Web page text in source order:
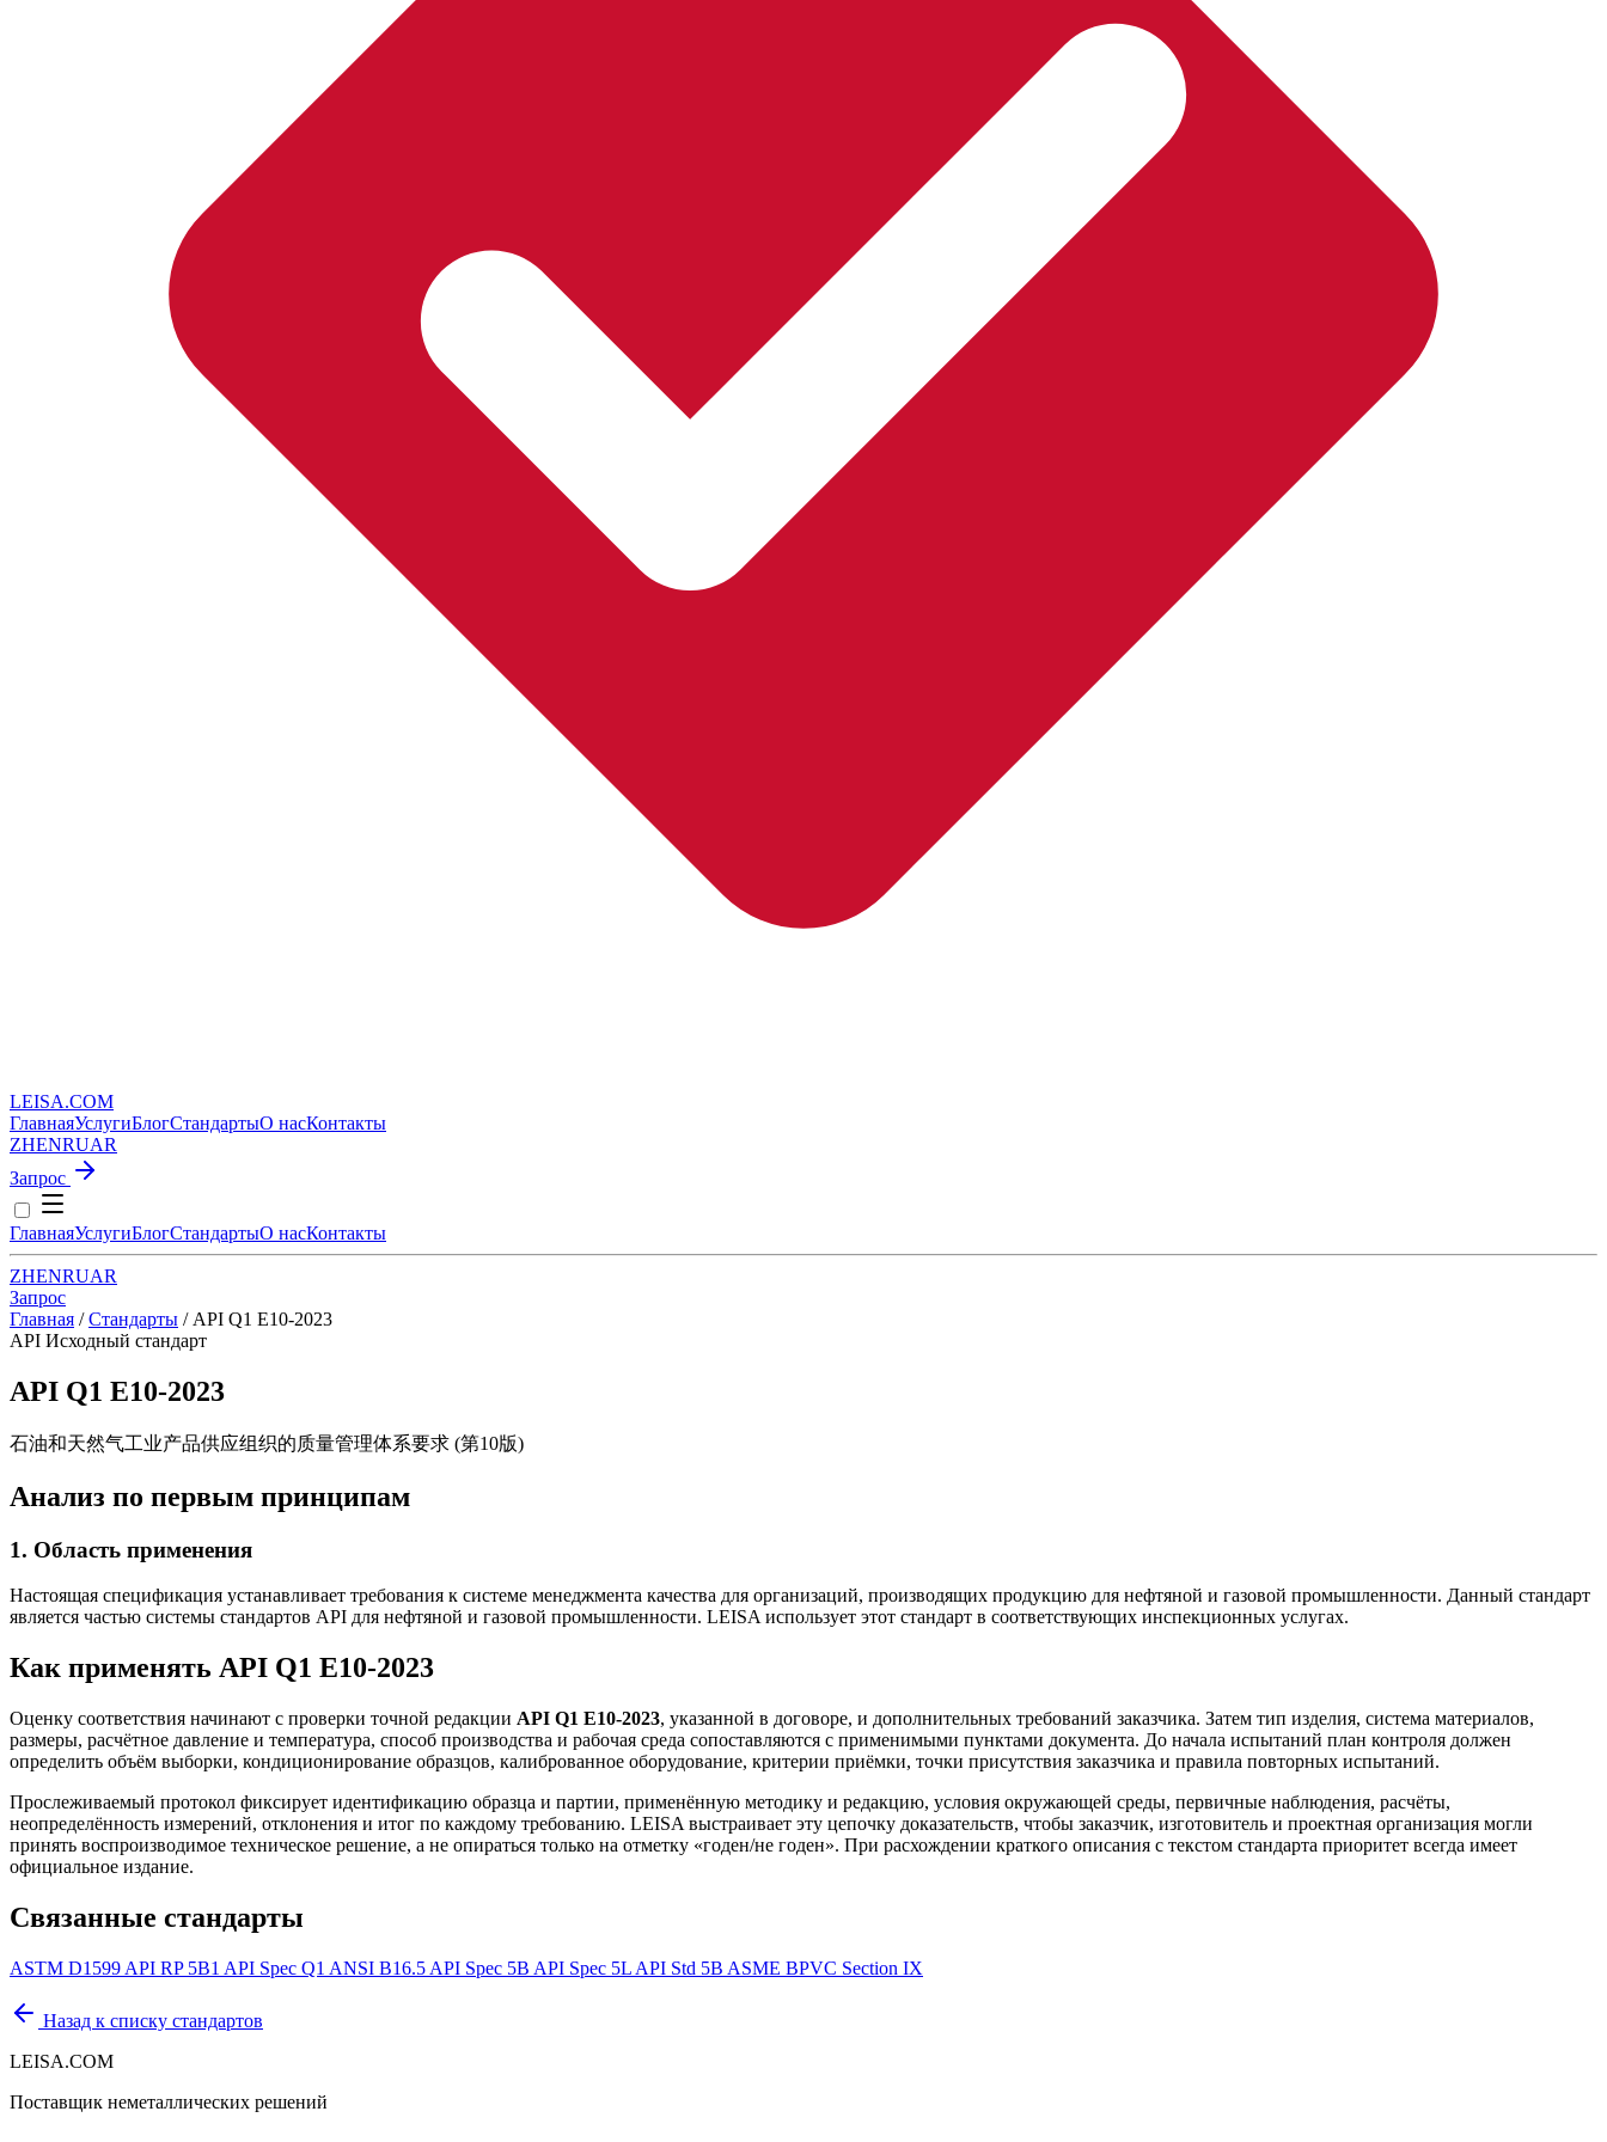
LEISA.COM
ГлавнаяУслугиБлогСтандартыО насКонтакты
ZHENRUAR
Запрос
ГлавнаяУслугиБлогСтандартыО насКонтакты
ZHENRUAR
Запрос
Главная / Стандарты / API Q1 E10-2023
API Исходный стандарт
API Q1 E10-2023
石油和天然气工业产品供应组织的质量管理体系要求 (第10版)
Анализ по первым принципам
1. Область применения
Настоящая спецификация устанавливает требования к системе менеджмента качества для организаций, производящих продукцию для нефтяной и газовой промышленности. Данный стандарт
является частью системы стандартов API для нефтяной и газовой промышленности. LEISA использует этот стандарт в соответствующих инспекционных услугах.
Как применять API Q1 E10-2023
Оценку соответствия начинают с проверки точной редакции API Q1 E10-2023, указанной в договоре, и дополнительных требований заказчика. Затем тип изделия, система материалов,
размеры, расчётное давление и температура, способ производства и рабочая среда сопоставляются с применимыми пунктами документа. До начала испытаний план контроля должен
определить объём выборки, кондиционирование образцов, калиброванное оборудование, критерии приёмки, точки присутствия заказчика и правила повторных испытаний.
Прослеживаемый протокол фиксирует идентификацию образца и партии, применённую методику и редакцию, условия окружающей среды, первичные наблюдения, расчёты,
неопределённость измерений, отклонения и итог по каждому требованию. LEISA выстраивает эту цепочку доказательств, чтобы заказчик, изготовитель и проектная организация могли
принять воспроизводимое техническое решение, а не опираться только на отметку «годен/не годен». При расхождении краткого описания с текстом стандарта приоритет всегда имеет
официальное издание.
Связанные стандарты
ASTM D1599 API RP 5B1 API Spec Q1 ANSI B16.5 API Spec 5B API Spec 5L API Std 5B ASME BPVC Section IX
Назад к списку стандартов
LEISA.COM
Поставщик неметаллических решений